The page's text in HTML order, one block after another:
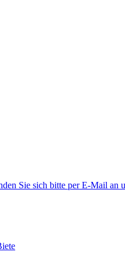
Sie sich bitte per E-Mail an